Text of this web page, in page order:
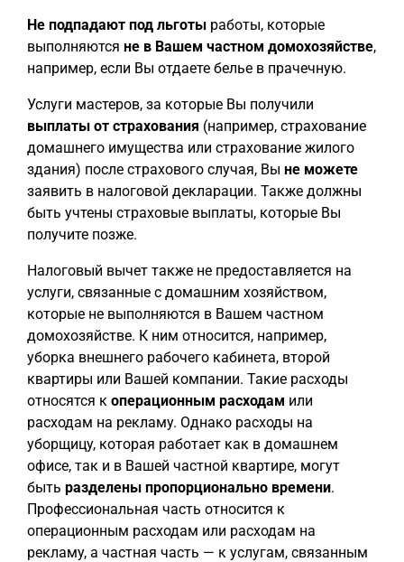
Не подпадают под льготы работы, которые
выполняются не в Вашем частном домохозяйстве,
например, если Вы отдаете белье в прачечную.
Услуги мастеров, за которые Вы получили
выплаты от страхования (например, страхование
домашнего имущества или страхование жилого
здания) после страхового случая, Вы не можете
заявить в налоговой декларации. Также должны
быть учтены страховые выплаты, которые Вы
получите позже.
Налоговый вычет также не предоставляется на
услуги, связанные с домашним хозяйством,
которые не выполняются в Вашем частном
домохозяйстве. К ним относится, например,
уборка внешнего рабочего кабинета, второй
квартиры или Вашей компании. Такие расходы
относятся к операционным расходам или
расходам на рекламу. Однако расходы на
уборщицу, которая работает как в домашнем
офисе, так и в Вашей частной квартире, могут
быть разделены пропорционально времени.
Профессиональная часть относится к
операционным расходам или расходам на
рекламу, а частная часть — к услугам, связанным